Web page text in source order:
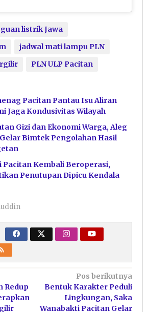
listrik Jawa
jadwal mati lampu PLN
PLN ULP Pacitan
Pacitan Pantau Isu Aliran
Jaga Kondusivitas Wilayah
Gizi dan Ekonomi Warga, Aleg
Bimtek Pengolahan Hasil
Pacitan Kembali Beroperasi,
Penutupan Dipicu Kendala
Redup
Pos berikutnya
Bentuk Karakter Peduli
Lingkungan, Saka
Wanabakti Pacitan Gelar